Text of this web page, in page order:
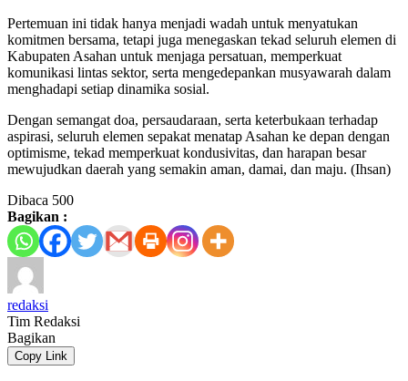
Pertemuan ini tidak hanya menjadi wadah untuk menyatukan
komitmen bersama, tetapi juga menegaskan tekad seluruh elemen di
Kabupaten Asahan untuk menjaga persatuan, memperkuat
komunikasi lintas sektor, serta mengedepankan musyawarah dalam
menghadapi setiap dinamika sosial.
Dengan semangat doa, persaudaraan, serta keterbukaan terhadap
aspirasi, seluruh elemen sepakat menatap Asahan ke depan dengan
optimisme, tekad memperkuat kondusivitas, dan harapan besar
mewujudkan daerah yang semakin aman, damai, dan maju. (Ihsan)
Dibaca 500
Bagikan :
redaksi
Tim Redaksi
Bagikan
Copy Link